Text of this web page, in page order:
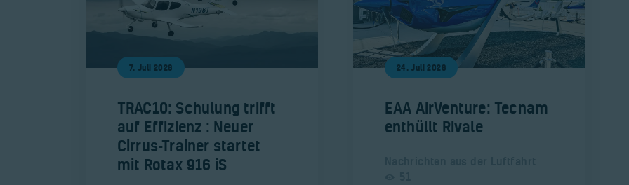
7. Juli 2026
​TRAC10: Schulung trifft
auf Effizienz : Neuer
Cirrus-Trainer startet
mit Rotax 916 iS
24. Juli 2026
​EAA AirVenture: Tecnam
enthüllt Rivale